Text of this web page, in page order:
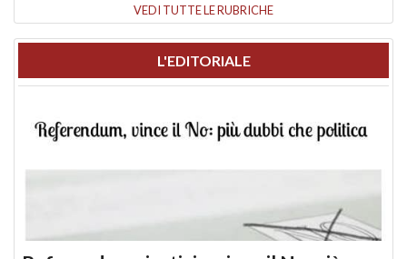
VEDI TUTTE LE RUBRICHE
L'EDITORIALE